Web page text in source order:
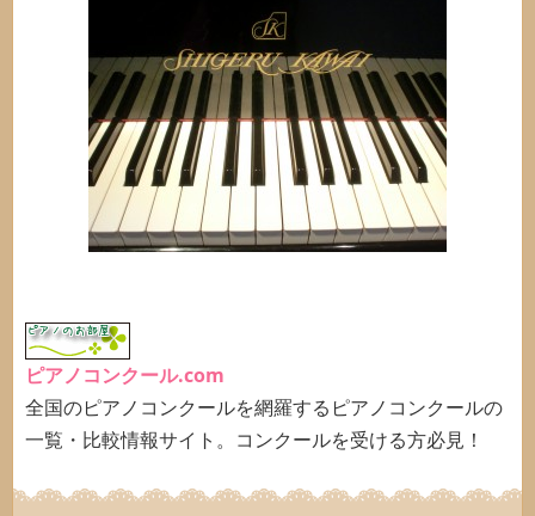
ピアノコンクール.com
全国のピアノコンクールを網羅するピアノコンクールの
一覧・比較情報サイト。コンクールを受ける方必見！